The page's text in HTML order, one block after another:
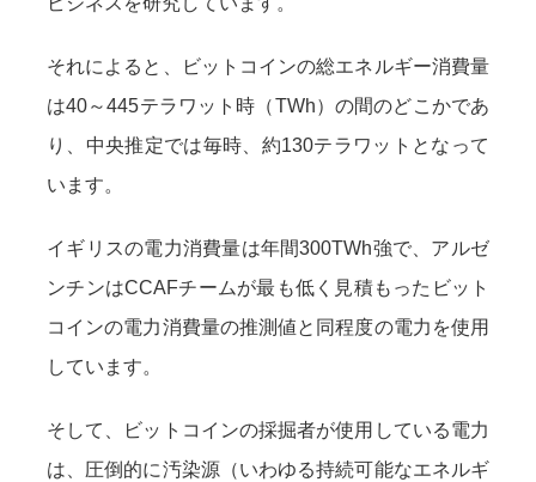
それによると、ビットコインの総エネルギー消費量
は40～445テラワット時（TWh）の間のどこかであ
り、中央推定では毎時、約130テラワットとなって
います。
イギリスの電力消費量は年間300TWh強で、アルゼ
ンチンはCCAFチームが最も低く見積もったビット
コインの電力消費量の推測値と同程度の電力を使用
しています。
そして、ビットコインの採掘者が使用している電力
は、圧倒的に汚染源（いわゆる持続可能なエネルギ